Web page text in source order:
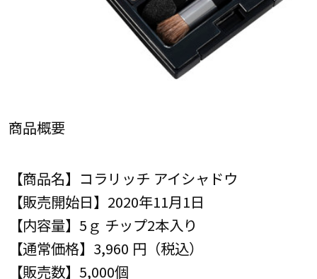
商品概要
【商品名】コラリッチ アイシャドウ
【販売開始日】2020年11月1日
【内容量】5ｇ チップ2本入り
【通常価格】3,960 円（税込）
【販売数】5,000個